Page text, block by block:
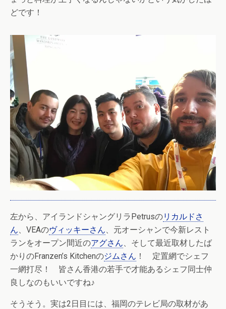
どです！
左から、アイランドシャングリラPetrusのリカルドさ
ん 、VEAのヴィッキーさん 、元オーシャンで今新レスト
ランをオープン間近のアグさん 、そして最近取材したば
かりのFranzen’s Kitchenのジムさん ！ 定置網でシェフ
一網打尽！ 皆さん香港の若手で才能あるシェフ同士仲
良しなのもいいですね♪
そうそう。実は2日目には、福岡のテレビ局の取材があ